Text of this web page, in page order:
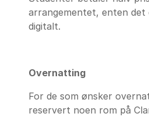
arrangementet, enten det
digitalt.
Overnatting
For de som ønsker
reservert noen rom på